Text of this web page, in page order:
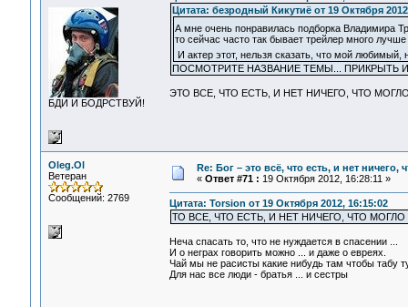
БДИ И БОДРСТВУЙ!
Цитата: безродный Кикутиё от 19 Октября
А мне очень понравилась подборка Владимира
то сейчас часто так бывает трейлер много
И актер этот, нельзя сказать, что мой
ПОСМОТРИТЕ НАЗВАНИЕ ТЕМЫ... ПРИКРЫТЬ
ЭТО ВСЕ, ЧТО ЕСТЬ, И НЕТ НИЧЕГО, ЧТО
Oleg.Ol
Ветеран
Сообщений: 2769
Re: Бог – это всё, что есть, и нет
« Ответ #71 : 19 Октября 2012, 16:28:11 »
Цитата: Torsion от 19 Октября 2012, 16:15:02
ТО ВСЕ, ЧТО ЕСТЬ, И НЕТ НИЧЕГО, ЧТО
Неча спасать то, что не нуждается в спасении ...
И о неграх говорить можно ... и даже о евреях.
Чай мы не расисты какие нибудь там чтобы табу
Для нас все люди - братья ... и сестры